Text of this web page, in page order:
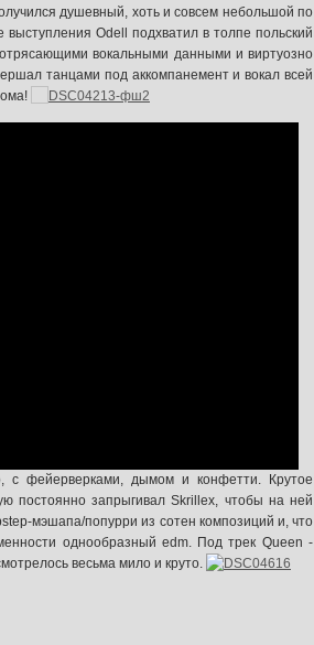
душевный, хоть и совсем небольшой по
Odell подхватил в толпе польский
вокальными данными и виртуозно
танцами под аккомпанемент и вокал всей
фейерверками, дымом и конфетти. Крутое
постоянно запрыгивал Skrillex, чтобы на ней
мэшапа/попурри из сотен композиций и, что
однообразный edm. Под трек Queen -
весьма мило и круто.